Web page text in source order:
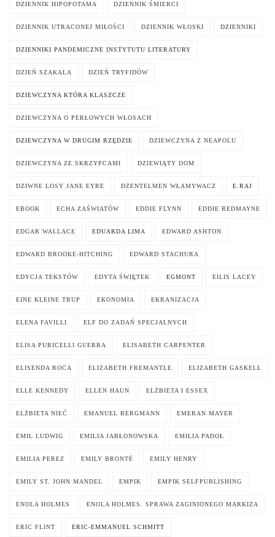
DZIENNIK HIPOPOTAMA DZIENNIK ŚMIERCI
DZIENNIK UTRACONEJ MIŁOŚCI DZIENNIK WŁOSKI DZIENNIKI
DZIENNIKI PANDEMICZNE INSTYTUTU LITERATURY
DZIEŃ SZAKALA DZIEŃ TRYFIDÓW
DZIEWCZYNA KTÓRA KLASZCZE
DZIEWCZYNA O PERŁOWYCH WŁOSACH
DZIEWCZYNA W DRUGIM RZĘDZIE DZIEWCZYNA Z NEAPOLU
DZIEWCZYNA ZE SKRZYPCAMI DZIEWIĄTY DOM
DZIWNE LOSY JANE EYRE DŻENTELMEN WŁAMYWACZ E.RAJ
EBOOK ECHA ZAŚWIATÓW EDDIE FLYNN EDDIE REDMAYNE
EDGAR WALLACE EDUARDA LIMA EDWARD ASHTON
EDWARD BROOKE-HITCHING EDWARD STACHURA
EDYCJA TEKSTÓW EDYTA ŚWIĘTEK EGMONT EILIS LACEY
EINE KLEINE TRUP EKONOMIA EKRANIZACJA
ELENA FAVILLI ELF DO ZADAŃ SPECJALNYCH
ELISA PURICELLI GUERRA ELISABETH CARPENTER
ELISENDA ROCA ELIZABETH FREMANTLE ELIZABETH GASKELL
ELLE KENNEDY ELLEN HAUN ELŻBIETA I ESSEX
ELŻBIETA NIEĆ EMANUEL BERGMANN EMERAN MAYER
EMIL LUDWIG EMILIA JABŁONOWSKA EMILIA PADOŁ
EMILIA PEREZ EMILY BRONTË EMILY HENRY
EMILY ST. JOHN MANDEL EMPIK EMPIK SELFPUBLISHING
ENOLA HOLMES ENOLA HOLMES. SPRAWA ZAGINIONEGO MARKIZA
ERIC FLINT ERIC-EMMANUEL SCHMITT